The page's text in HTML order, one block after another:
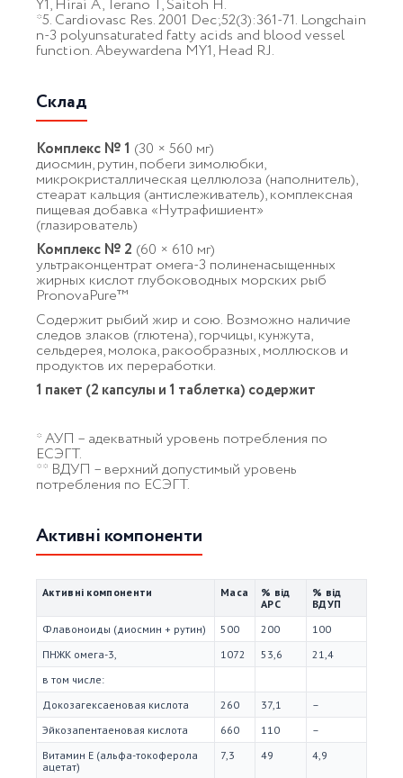
Y1, Hirai A, Terano T, Saitoh H.
*5. Cardiovasc Res. 2001 Dec;52(3):361-71. Longchain
n-3 polyunsaturated fatty acids and blood vessel
function. Abeywardena MY1, Head RJ.
Склад
Комплекс № 1 (30 × 560 мг)
диосмин, рутин, побеги зимолюбки,
микрокристаллическая целлюлоза (наполнитель),
стеарат кальция (антислеживатель), комплексная
пищевая добавка «Нутрафишиент»
(глазирователь)
Комплекс № 2 (60 × 610 мг)
ультраконцентрат омега-3 полиненасыщенных
жирных кислот глубоководных морских рыб
PronovaPure™
Содержит рыбий жир и сою. Возможно наличие
следов злаков (глютена), горчицы, кунжута,
сельдерея, молока, ракообразных, моллюсков и
продуктов их переработки.
1 пакет (2 капсулы и 1 таблетка) содержит
* АУП – адекватный уровень потребления по
ЕСЭГТ.
** ВДУП – верхний допустимый уровень
потребления по ЕСЭГТ.
Активні компоненти
Активні компоненти Маса
% від
АРС
% від
ВДУП
Флавоноиды (диосмин + рутин)
500 200
100
ПНЖК омега-3,
1072 53,6
21,4
в том числе:
Докозагексаеновая кислота
260 37,1
–
Эйкозапентаеновая кислота
660 110
–
Витамин Е (альфа-токоферола
ацетат)
7,3 49 4,9